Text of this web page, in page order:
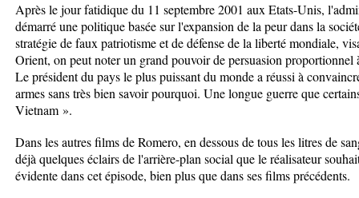
Après le jour fatidique du 11 septembre 2001 aux Etats-Unis,
démarré une politique basée sur l'expansion de la peur dans la
stratégie de faux patriotisme et de défense de la liberté mondiale,
Orient, on peut noter un grand pouvoir de persuasion proportionnel
Le président du pays le plus puissant du monde a réussi à
armes sans très bien savoir pourquoi. Une longue guerre que
Vietnam ».
Dans les autres films de Romero, en dessous de tous les litres de
déjà quelques éclairs de l'arrière-plan social que le réalisateur
évidente dans cet épisode, bien plus que dans ses films précédents.